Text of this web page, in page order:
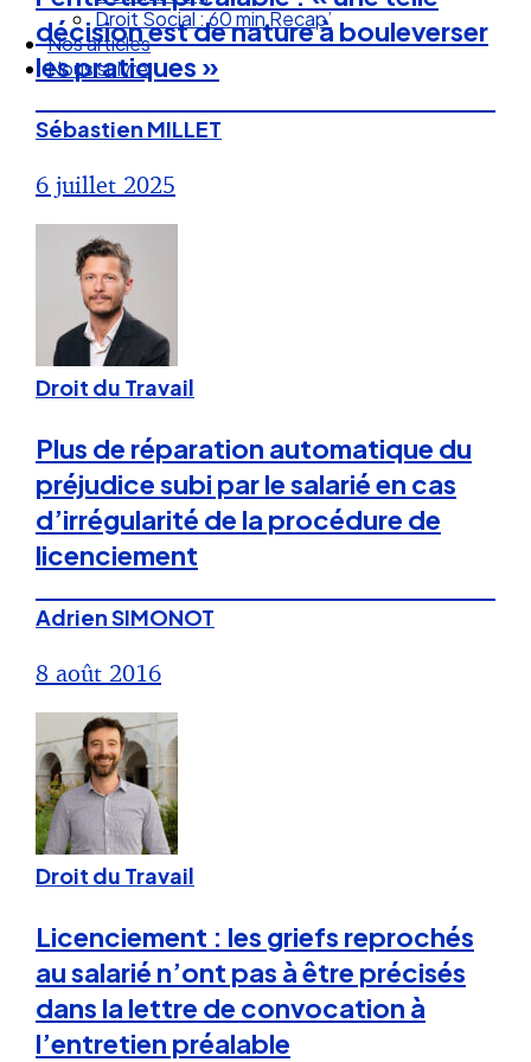
Nos articles
Nous suivre
décision est de nature à bouleverser
les pratiques »
Sébastien MILLET
6 juillet 2025
Droit du Travail
Plus de réparation automatique du
préjudice subi par le salarié en cas
d’irrégularité de la procédure de
licenciement
Adrien SIMONOT
8 août 2016
Droit du Travail
Licenciement : les griefs reprochés
au salarié n’ont pas à être précisés
dans la lettre de convocation à
l’entretien préalable